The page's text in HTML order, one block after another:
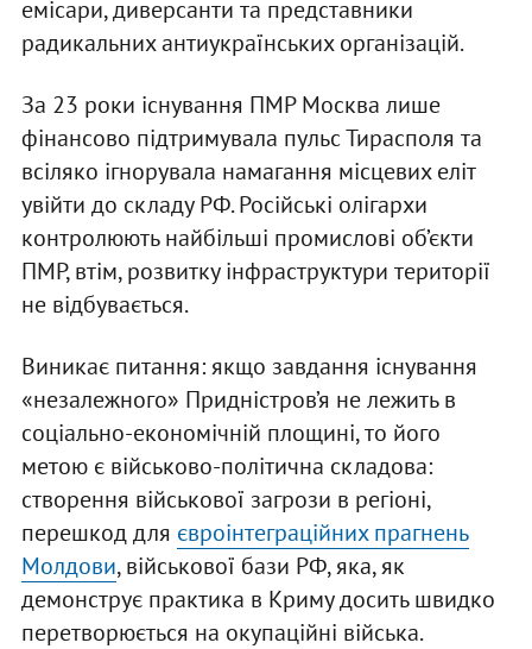
емісари, диверсанти та представники
радикальних антиукраїнських організацій.
За 23 роки існування ПМР Москва лише
фінансово підтримувала пульс Тирасполя та
всіляко ігнорувала намагання місцевих еліт
увійти до складу РФ. Російські олігархи
контролюють найбільші промислові об’єкти
ПМР, втім, розвитку інфраструктури території
не відбувається.
Виникає питання: якщо завдання існування
«незалежного» Придністров’я не лежить в
соціально-економічній площині, то його
метою є військово-політична складова:
створення військової загрози в регіоні,
перешкод для євроінтеграційних прагнень
Молдови, військової бази РФ, яка, як
демонструє практика в Криму досить швидко
перетворюється на окупаційні війська.